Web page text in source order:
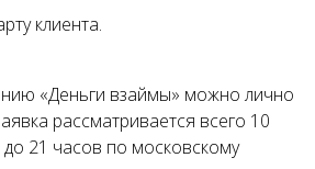
клиента.
«Деньги взаймы» можно лично
рассматривается всего 10
до 21 часов по московскому